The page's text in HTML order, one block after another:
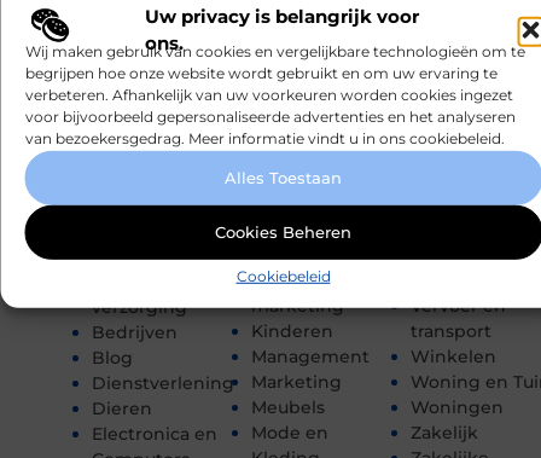
Uw privacy is belangrijk voor
ons.
Wij maken gebruik van cookies en vergelijkbare technologieën om te
begrijpen hoe onze website wordt gebruikt en om uw ervaring te
verbeteren. Afhankelijk van uw voorkeuren worden cookies ingezet
voor bijvoorbeeld gepersonaliseerde advertenties en het analyseren
van bezoekersgedrag. Meer informatie vindt u in ons cookiebeleid.
Alles Toestaan
Cookies Beheren
Cookiebeleid
CATEGORIEËN
Aanbiedingen
Afvalverwerking
Architectuur
Motoren
opleidingen
verzorging
Bedrijven
Blog
Dienstverlening
Dieren
Electronica en
Eten en drinken
Financieel
Gezondheid
Hobby en vrije
tijd
Horeca
Huishoudelijk
Industrie
Internet
Internet
marketing
Kinderen
Management
Marketing
Meubels
Mode en
Rechten
Recreation /
Autos
Sport
Toerisme
buitenleven
Vakantie
Vervoer en
transport
Winkelen
Woning en
Woningen
Zakelijk